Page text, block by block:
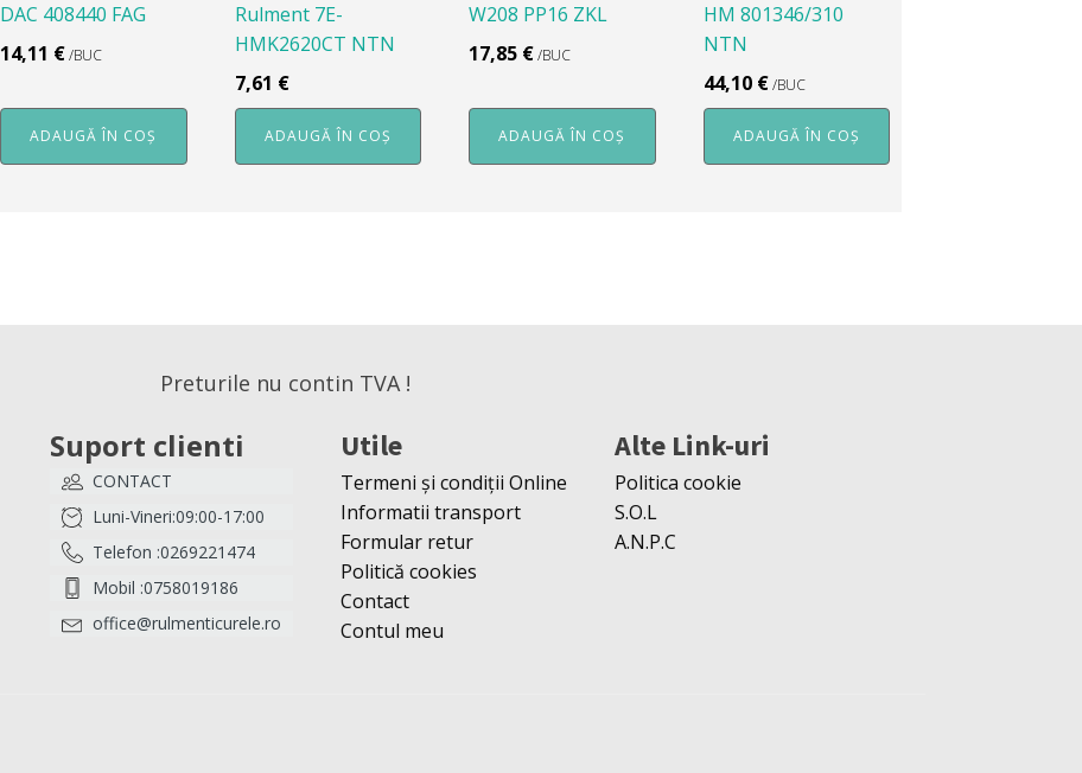
DAC 408440 FAG
14,11 €/BUC
ADAUGĂ ÎN COȘ
Rulment 7E-
HMK2620CT NTN
7,61 €
ADAUGĂ ÎN COȘ
W208 PP16 ZKL
17,85 €/BUC
ADAUGĂ ÎN COȘ
HM 801346/310
NTN
44,10 €/BUC
ADAUGĂ ÎN COȘ
Preturile nu contin TVA !
Suport clienti
CONTACT
Luni-Vineri:09:00-17:00
Telefon :0269221474
Mobil :0758019186
office@rulmenticurele.ro
Utile
Termeni și condiții Online
Informatii transport
Formular retur
Politică cookies
Contact
Contul meu
Alte Link-uri
Politica cookie
S.O.L
A.N.P.C